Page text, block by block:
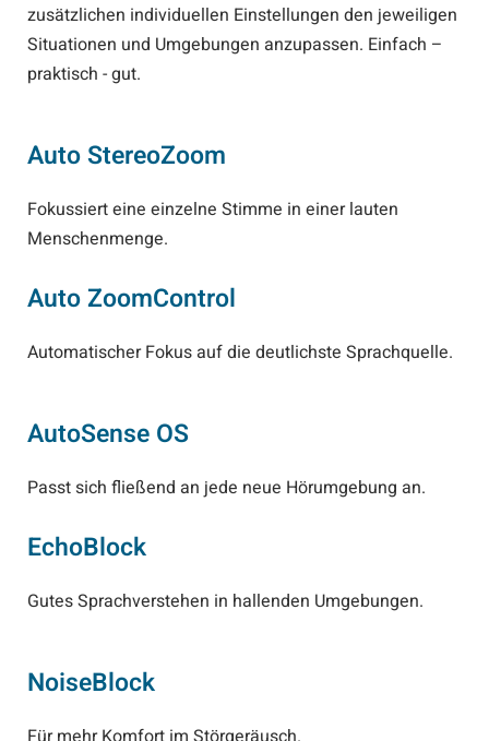
zusätzlichen individuellen Einstellungen den jeweiligen
Situationen und Umgebungen anzupassen. Einfach –
praktisch - gut.
Auto StereoZoom
Fokussiert eine einzelne Stimme in einer lauten
Menschenmenge.
Auto ZoomControl
Automatischer Fokus auf die deutlichste Sprachquelle.
AutoSense OS
Passt sich fließend an jede neue Hörumgebung an.
EchoBlock
Gutes Sprachverstehen in hallenden Umgebungen.
NoiseBlock